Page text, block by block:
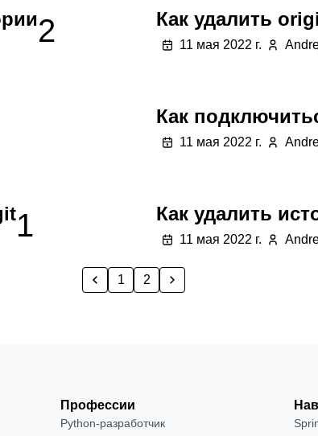
2 Как удалить
11 мая 2022 г.
Как
11 мая 2022 г.
1 Как удалить
11 мая 2022 г.
1 2
Профессии
Python-разработчик